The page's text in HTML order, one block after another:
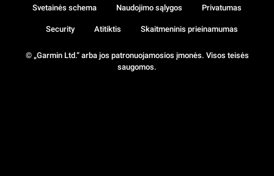
© „Garmin Ltd.“ arba jos patronuojamosios įmonės. Visos teisės
saugomos.
Svetainės schema Naudojimo sąlygos Privatumas
Security Atitiktis Skaitmeninis prieinamumas